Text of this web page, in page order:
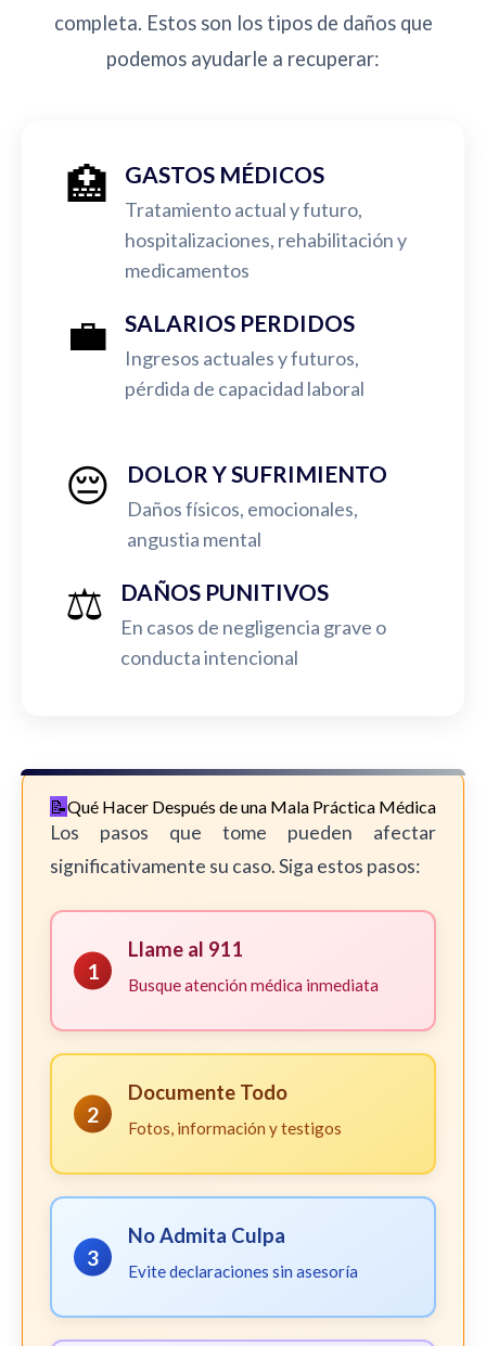
completa. Estos son los tipos de daños que
podemos ayudarle a recuperar:
🏥 GASTOS MÉDICOS
Tratamiento actual y futuro,
hospitalizaciones, rehabilitación y
medicamentos
💼 SALARIOS PERDIDOS
Ingresos actuales y futuros,
pérdida de capacidad laboral
😔 DOLOR Y SUFRIMIENTO
Daños físicos, emocionales,
angustia mental
⚖️ DAÑOS PUNITIVOS
En casos de negligencia grave o
conducta intencional
Qué Hacer Después de una Mala Práctica Médica
Los pasos que tome pueden afectar
significativamente su caso. Siga estos pasos:
1
Llame al 911
Busque atención médica inmediata
2
Documente Todo
Fotos, información y testigos
3
No Admita Culpa
Evite declaraciones sin asesoría